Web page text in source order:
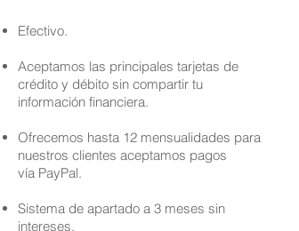
Efectivo.
Aceptamos las principales tarjetas de
crédito y débito sin compartir tu
información financiera.
Ofrecemos hasta 12 mensualidades para
nuestros clientes aceptamos pagos
vía PayPal.
Sistema de apartado a 3 meses sin
intereses.